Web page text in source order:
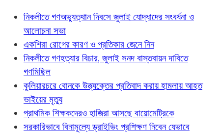
নিকলীতে গণঅভ্যুত্থান দিবসে জুলাই যোদ্ধাদের সংবর্ধনা ও
আলোচনা সভা
একশিরা রোগের কারণ ও প্রতিকার জেনে নিন
নিকলীতে গণহত্যার বিচার, জুলাই সনদ বাস্তবায়ন দাবিতে
গণমিছিল
কুলিয়ারচরে বোনকে উত্ত্যক্তের প্রতিবাদ করায় হামলায় আহত
ভাইয়ের মৃত্যু
প্রাথমিক শিক্ষকদেরও হাজিরা আসছে বায়োমেট্রিকে
সরকারিভাবে বিনামূল্যে ড্রাইভিং প্রশিক্ষণ নিবেন যেভাবে